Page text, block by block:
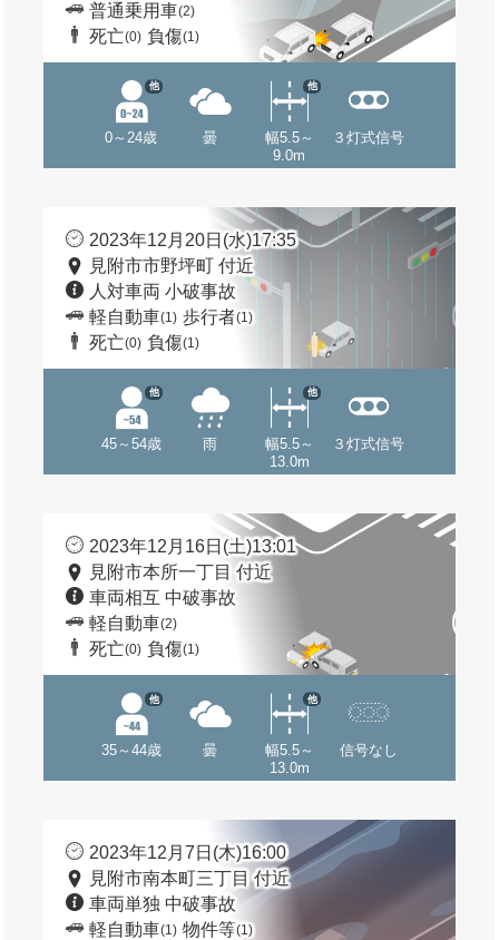
普通乗用車(2)
死亡(0) 負傷(1)
0～24歳
他
曇
幅5.5～
9.0m
他
３灯式信号
2023年12月20日(水)17:35
見附市市野坪町 付近
人対車両 小破事故
軽自動車(1) 歩行者(1)
死亡(0) 負傷(1)
45～54歳
他
雨
幅5.5～
13.0m
他
３灯式信号
2023年12月16日(土)13:01
見附市本所一丁目 付近
車両相互 中破事故
軽自動車(2)
死亡(0) 負傷(1)
35～44歳
他
曇
幅5.5～
13.0m
他
信号なし
2023年12月7日(木)16:00
見附市南本町三丁目 付近
車両単独 中破事故
軽自動車(1) 物件等(1)